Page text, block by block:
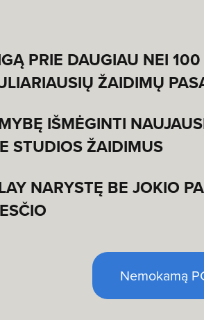
PRIE DAUGIAU NEI 100
ŽAIDIMŲ
IŠMĖGINTI
STUDIOS ŽAIDIMUS
NARYSTĘ BE JOKIO
Nemokamą